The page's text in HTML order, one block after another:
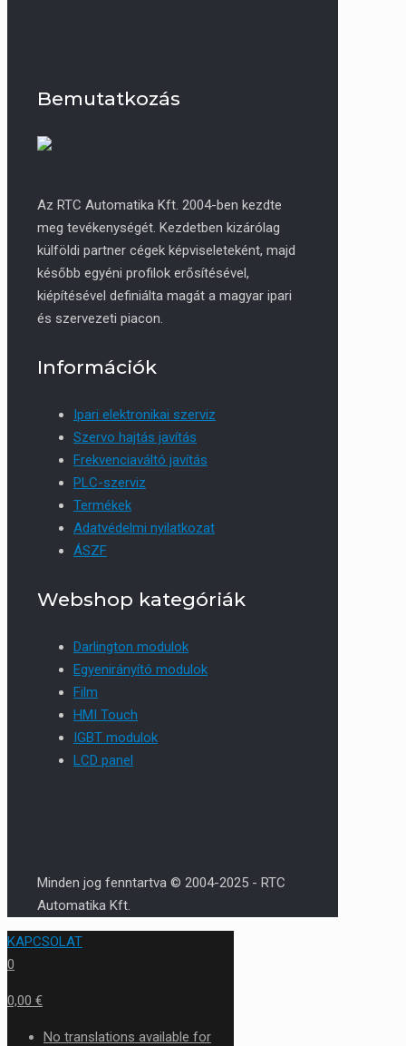
Bemutatkozás
Az RTC Automatika Kft. 2004-ben kezdte
meg tevékenységét. Kezdetben kizárólag
külföldi partner cégek képviseleteként, majd
később egyéni profilok erősítésével,
kiépítésével definiálta magát a magyar ipari
és szervezeti piacon.
Információk
Ipari elektronikai szerviz
Szervo hajtás javítás
Frekvenciaváltó javítás
PLC-szerviz
Termékek
Adatvédelmi nyilatkozat
ÁSZF
Webshop kategóriák
Darlington modulok
Egyenirányító modulok
Film
HMI Touch
IGBT modulok
LCD panel
Minden jog fenntartva © 2004-2025 - RTC
Automatika Kft.
KAPCSOLAT
0
0,00 €
No translations available for